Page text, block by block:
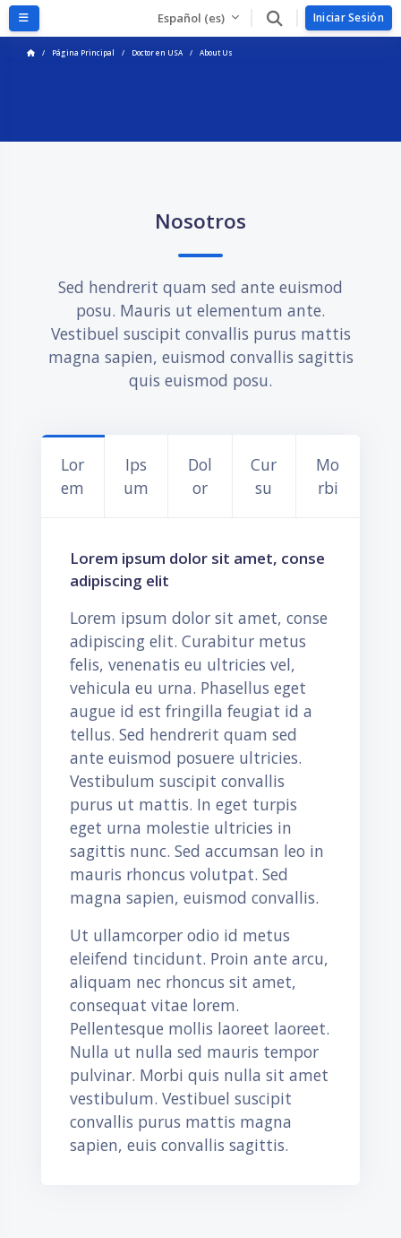
Salta al contenido principal
Español ‎(es)‎ Iniciar Sesión
Página Principal Doctor en USA About Us
Nosotros
Sed hendrerit quam sed ante euismod
posu. Mauris ut elementum ante.
Vestibuel suscipit convallis purus mattis
magna sapien, euismod convallis sagittis
quis euismod posu.
Lor
em
Ips
um
Dol
or
Cur
su
Mo
rbi
Lorem ipsum dolor sit amet, conse
adipiscing elit
Lorem ipsum dolor sit amet, conse
adipiscing elit. Curabitur metus
felis, venenatis eu ultricies vel,
vehicula eu urna. Phasellus eget
augue id est fringilla feugiat id a
tellus. Sed hendrerit quam sed
ante euismod posuere ultricies.
Vestibulum suscipit convallis
purus ut mattis. In eget turpis
eget urna molestie ultricies in
sagittis nunc. Sed accumsan leo in
mauris rhoncus volutpat. Sed
magna sapien, euismod convallis.
Ut ullamcorper odio id metus
eleifend tincidunt. Proin ante arcu,
aliquam nec rhoncus sit amet,
consequat vitae lorem.
Pellentesque mollis laoreet laoreet.
Nulla ut nulla sed mauris tempor
pulvinar. Morbi quis nulla sit amet
vestibulum. Vestibuel suscipit
convallis purus mattis magna
sapien, euis convallis sagittis.